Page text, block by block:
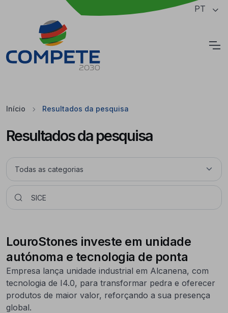
Saltar para o conteúdo principal da página PT
Início Resultados da pesquisa
Resultados da pesquisa
LouroStones investe em unidade
autónoma e tecnologia de ponta
Empresa lança unidade industrial em Alcanena, com
tecnologia de I4.0, para transformar pedra e oferecer
produtos de maior valor, reforçando a sua presença
global.